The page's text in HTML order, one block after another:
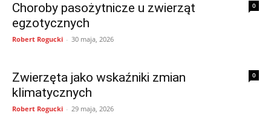
0
Choroby pasożytnicze u zwierząt
egzotycznych
Robert Rogucki - 30 maja, 2026
0
Zwierzęta jako wskaźniki zmian
klimatycznych
Robert Rogucki - 29 maja, 2026